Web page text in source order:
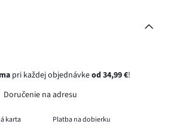
pri každej objednávkeod 34,99 €!
Doručenie na adresu
karta Platba na dobierku